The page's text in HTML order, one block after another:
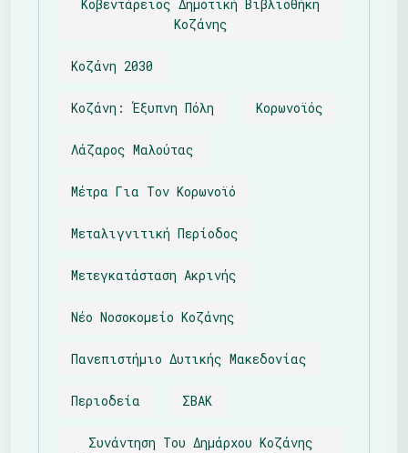
Κοβεντάρειος Δημοτική Βιβλιοθήκη
Κοζάνης
Κοζάνη 2030
Κοζάνη: Έξυπνη Πόλη Κορωνοϊός
Λάζαρος Μαλούτας
Μέτρα Για Τον Κορωνοϊό
Μεταλιγνιτική Περίοδος
Μετεγκατάσταση Ακρινής
Νέο Νοσοκομείο Κοζάνης
Πανεπιστήμιο Δυτικής Μακεδονίας
Περιοδεία ΣΒΑΚ
Συνάντηση Του Δημάρχου Κοζάνης